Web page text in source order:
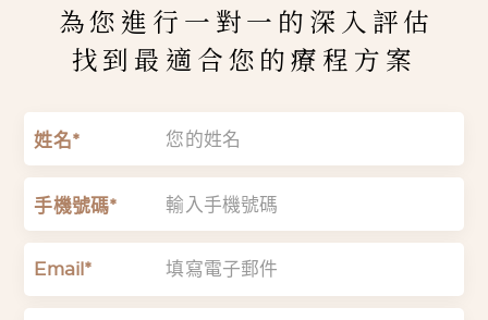
為您進行一對一的深入評估
找到最適合您的療程方案
姓名*
手機號碼*
Email*